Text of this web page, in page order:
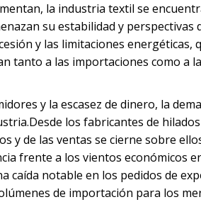
la industria textil se
su estabilidad y perspectivas
y las limitaciones
tanto a las importaciones como a
y la escasez de dinero, la
los fabricantes de
y de las ventas se cierne sobre
frente a los vientos económicos
caída notable en los pedidos de
de importación para los